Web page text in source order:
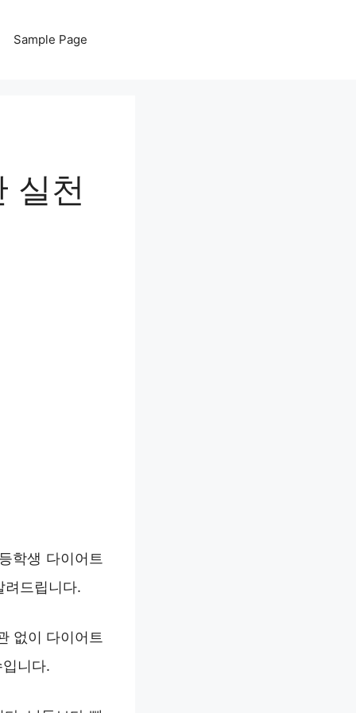
Sample Page
실천
학생 다이어트
려드립니다.
없이 다이어트
니다.